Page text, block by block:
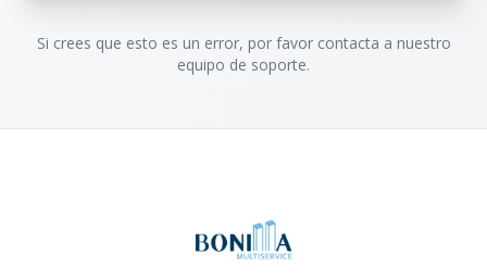
Si crees que esto es un error, por favor contacta a nuestro
equipo de soporte.